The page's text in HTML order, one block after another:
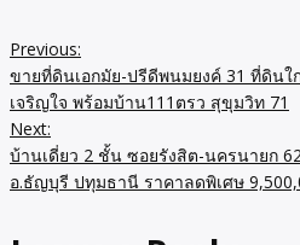
Previous:
ขายที่ดินเอกมัย-ปรีดีพนมยงค์ 31 ที่ดินใ
เจริญใจ พร้อมบ้าน111ตรว สุขุมวิท 71
Next:
บ้านเดี่ยว 2 ชั้น ซอยรังสิต-นครนายก
อ.ธัญบุรี ปทุมธานี ราคาลดพิเศษ